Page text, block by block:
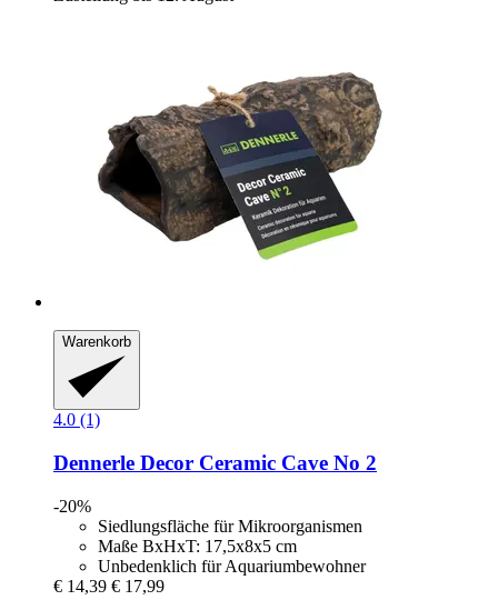
Warenkorb
4.0 (1)
Dennerle Decor Ceramic Cave No 2
-20%
Siedlungsfläche für Mikroorganismen
Maße BxHxT: 17,5x8x5 cm
Unbedenklich für Aquariumbewohner
€ 14,39 € 17,99